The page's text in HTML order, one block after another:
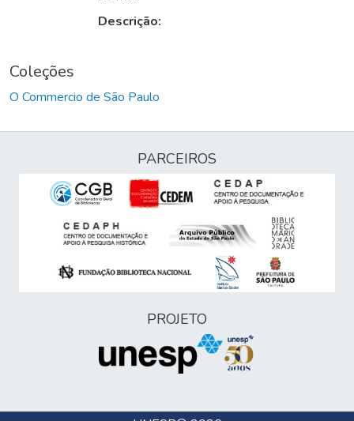
Descrição:
Coleções
O Commercio de São Paulo
PARCEIROS
PROJETO